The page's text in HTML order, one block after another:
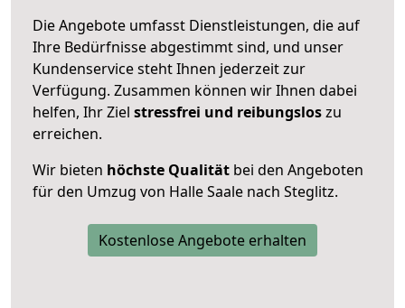
Die Angebote umfasst Dienstleistungen, die auf
Ihre Bedürfnisse abgestimmt sind, und unser
Kundenservice steht Ihnen jederzeit zur
Verfügung. Zusammen können wir Ihnen dabei
helfen, Ihr Ziel stressfrei und reibungsloszu
erreichen.
Wir bieten höchste Qualität bei den Angeboten
für den Umzug von Halle Saale nach Steglitz.
Kostenlose Angebote erhalten